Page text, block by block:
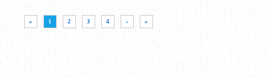
« 1 2 3 4 › »